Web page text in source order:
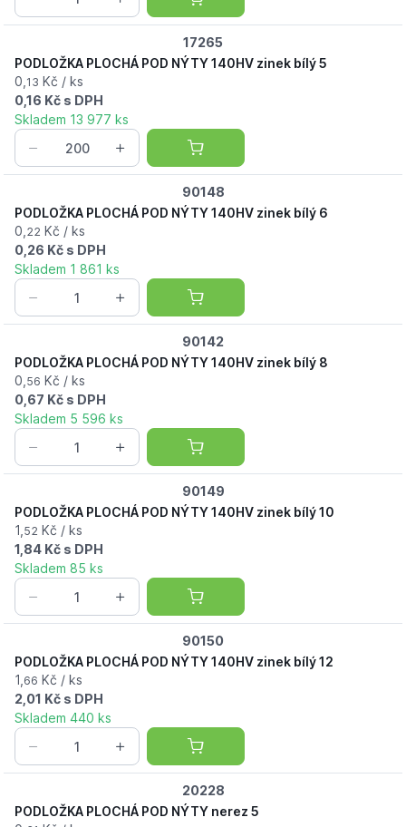
17265
PODLOŽKA PLOCHÁ POD NÝTY 140HV zinek bílý 5
0, 13 Kč / ks
0,16 Kč s DPH
Skladem 13 977 ks
90148
PODLOŽKA PLOCHÁ POD NÝTY 140HV zinek bílý 6
0, 22 Kč / ks
0,26 Kč s DPH
Skladem 1 861 ks
90142
PODLOŽKA PLOCHÁ POD NÝTY 140HV zinek bílý 8
0, 56 Kč / ks
0,67 Kč s DPH
Skladem 5 596 ks
90149
PODLOŽKA PLOCHÁ POD NÝTY 140HV zinek bílý 10
1, 52 Kč / ks
1,84 Kč s DPH
Skladem 85 ks
90150
PODLOŽKA PLOCHÁ POD NÝTY 140HV zinek bílý 12
1, 66 Kč / ks
2,01 Kč s DPH
Skladem 440 ks
20228
PODLOŽKA PLOCHÁ POD NÝTY nerez 5